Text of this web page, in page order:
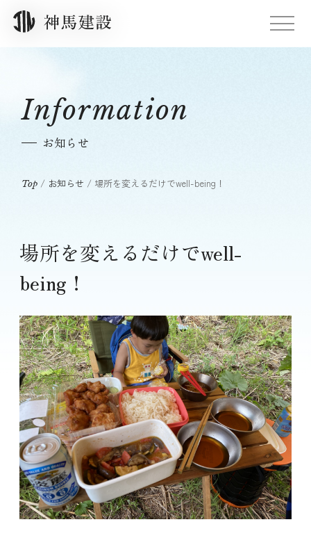
Information
お知らせ
Top / お知らせ / 場所を変えるだけでwell-being！
場所を変えるだけでwell-
being！